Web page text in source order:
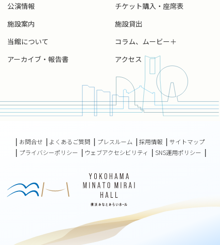
公演情報
チケット購入・座席表
施設案内
施設貸出
当館について
コラム、ムービー＋
アーカイブ・報告書
アクセス
お問合せ よくあるご質問 プレスルーム 採用情報
サイトマップ
プライバシーポリシー
ウェブアクセシビリティ SNS運用ポリシー